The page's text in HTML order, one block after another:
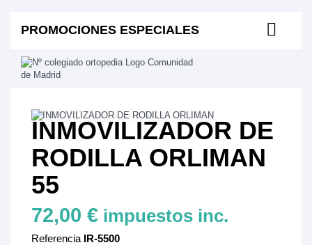
PROMOCIONES ESPECIALES
INMOVILIZADOR DE
RODILLA ORLIMAN
55
72,00 € impuestos inc.
Referencia IR-5500